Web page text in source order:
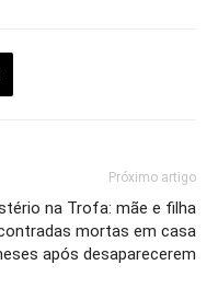
Próximo artigo
na Trofa: mãe e filha
mortas em casa
após desaparecerem